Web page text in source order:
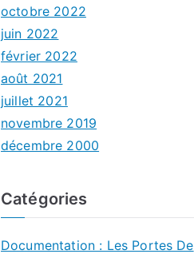
octobre 2022
juin 2022
février 2022
août 2021
juillet 2021
novembre 2019
décembre 2000
Catégories
Documentation : Les Portes De